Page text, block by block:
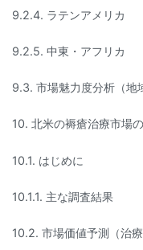
9.2.4. ラテンアメリカ
9.2.5. 中東・アフリカ
9.3. 市場魅力度分析（地
10. 北米の褥瘡治療市場
10.1. はじめに
10.1.1. 主な調査結果
10.2. 市場価値予測（治